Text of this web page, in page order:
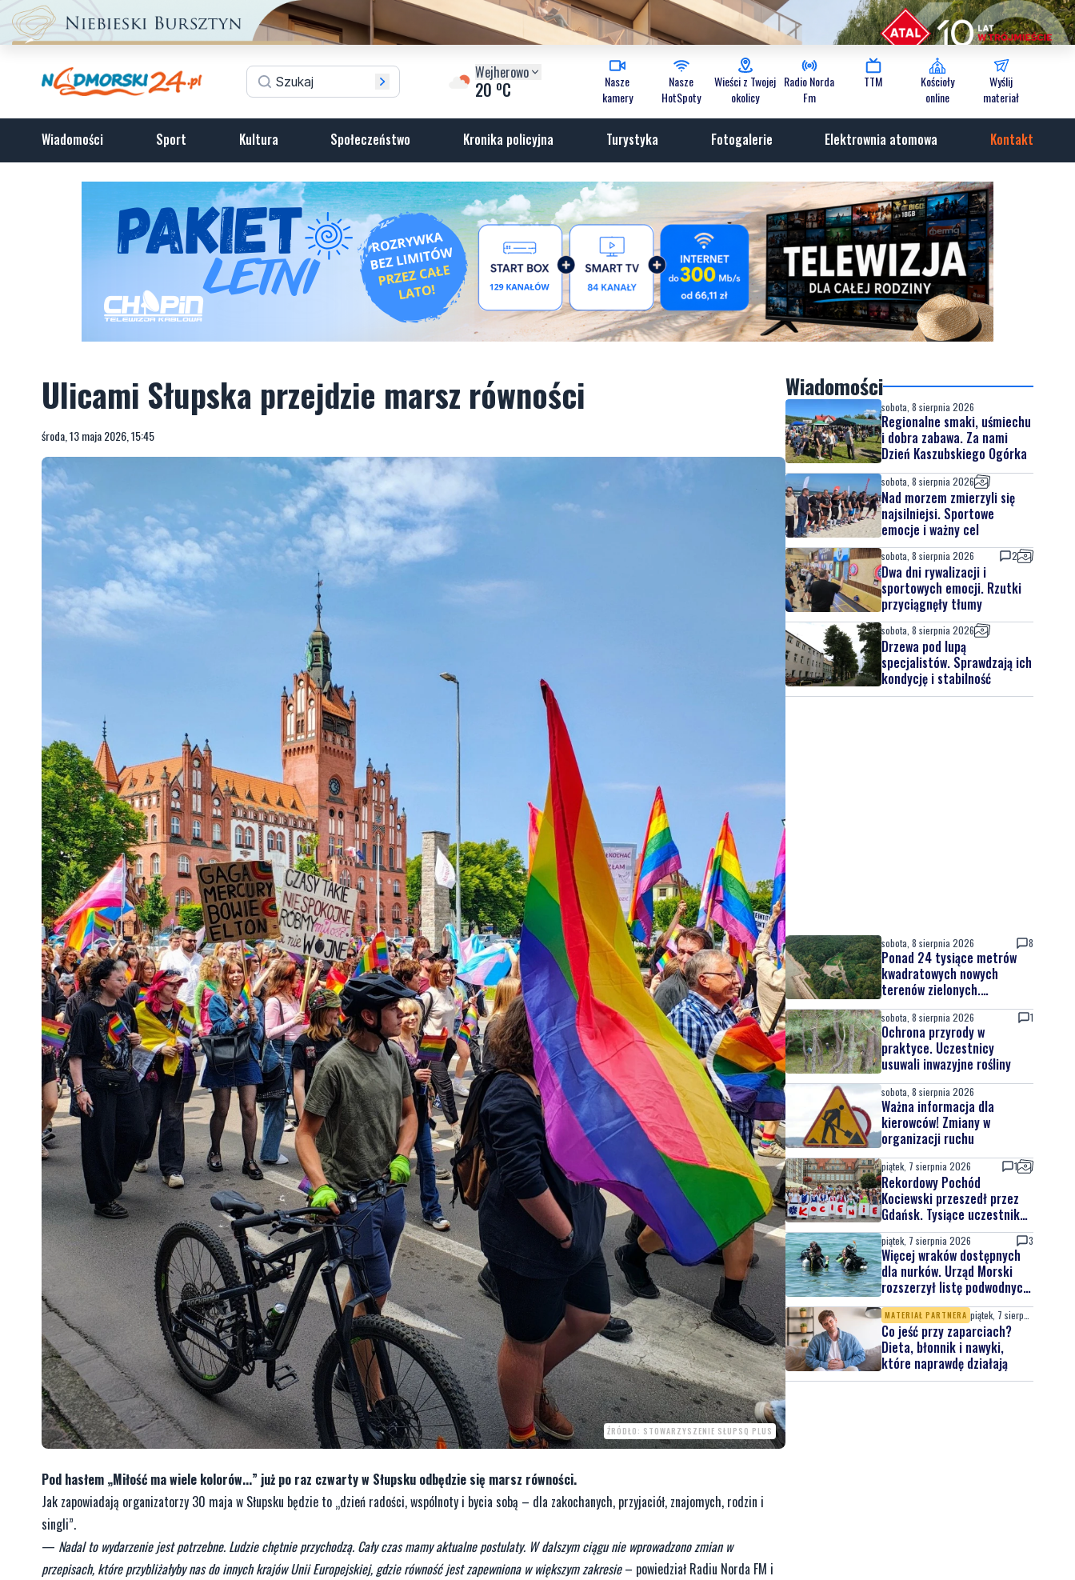
Wejherowo
20 oC
Nasze
kamery
Nasze
HotSpoty
Wieści z Twojej
okolicy
Radio Norda
Fm
TTM
Kościoły
online
Wyślij
materiał
Wiadomości Sport Kultura Społeczeństwo Kronika policyjna Turystyka Fotogalerie Elektrownia atomowa Kontakt
Ulicami Słupska przejdzie marsz równości
środa, 13 maja 2026, 15:45
ŹRÓDŁO: STOWARZYSZENIE SŁUPSQ PLUS
Pod hasłem „Miłość ma wiele kolorów...” już po raz czwarty w Słupsku odbędzie się marsz równości.
Jak zapowiadają organizatorzy 30 maja w Słupsku będzie to „dzień radości, wspólnoty i bycia sobą – dla zakochanych, przyjaciół, znajomych, rodzin i
singli”.
— Nadal to wydarzenie jest potrzebne. Ludzie chętnie przychodzą. Cały czas mamy aktualne postulaty. W dalszym ciągu nie wprowadzono zmian w
przepisach, które przybliżałyby nas do innych krajów Unii Europejskiej, gdzie równość jest zapewniona w większym zakresie– powiedział Radiu Norda FM i
Wiadomości
sobota, 8 sierpnia 2026
Regionalne smaki, uśmiechu
i dobra zabawa. Za nami
Dzień Kaszubskiego Ogórka
sobota, 8 sierpnia 2026
Nad morzem zmierzyli się
najsilniejsi. Sportowe
emocje i ważny cel
sobota, 8 sierpnia 2026 2
Dwa dni rywalizacji i
sportowych emocji. Rzutki
przyciągnęły tłumy
sobota, 8 sierpnia 2026
Drzewa pod lupą
specjalistów. Sprawdzają ich
kondycję i stabilność
sobota, 8 sierpnia 2026 8
Ponad 24 tysiące metrów
kwadratowych nowych
terenów zielonych.
Powstanie nowa przestrzeń
do wypoczynku
sobota, 8 sierpnia 2026 1
Ochrona przyrody w
praktyce. Uczestnicy
usuwali inwazyjne rośliny
sobota, 8 sierpnia 2026
Ważna informacja dla
kierowców! Zmiany w
organizacji ruchu
piątek, 7 sierpnia 2026 1
Rekordowy Pochód
Kociewski przeszedł przez
Gdańsk. Tysiące uczestników
na jubileuszowej edycji
piątek, 7 sierpnia 2026 3
Więcej wraków dostępnych
dla nurków. Urząd Morski
rozszerzył listę podwodnych
atrakcji
MATERIAŁ PARTNERA
Co jeść przy zaparciach?
Dieta, błonnik i nawyki,
które naprawdę działają